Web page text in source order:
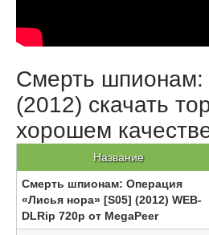
Смерть шпионам:
(2012) скачать
хорошем
Название
Смерть шпионам: Операция
«Лисья нора» [S05] (2012) WEB-
DLRip 720p от MegaPeer